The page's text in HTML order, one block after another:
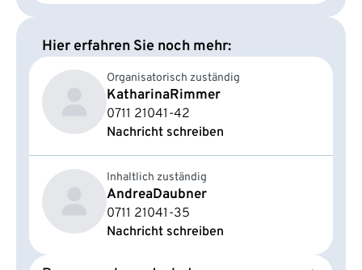
Hier erfahren Sie noch mehr:
Organisatorisch zuständig
KatharinaRimmer
0711 21041-42
Nachricht schreiben
Inhaltlich zuständig
AndreaDaubner
0711 21041-35
Nachricht schreiben